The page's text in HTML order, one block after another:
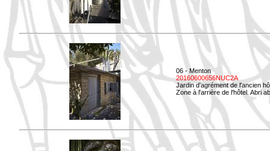
06 - Menton
20160600656NUC2A
Jardin d'agrément de l'ancien
Zone à l'arrière de l'hôtel. Abri